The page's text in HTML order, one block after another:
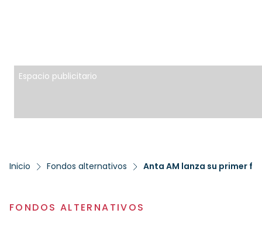
Espacio publicitario
Inicio Fondos alternativos
FONDOS ALTERNATIVOS